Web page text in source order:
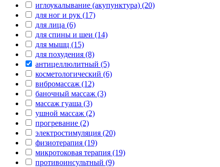
иглоукалывание (акупунктура) (20)
для ног и рук (17)
для лица (6)
для спины и шеи (14)
для мышц (15)
для похудения (8)
антицеллюлитный (5)
косметологический (6)
вибромассаж (12)
баночный массаж (3)
массаж гуаша (3)
ушной массаж (2)
прогревание (2)
электростимуляция (20)
физиотерапия (19)
микротоковая терапия (19)
противоинсультный (9)